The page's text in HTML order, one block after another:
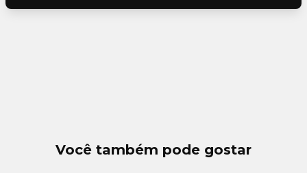
Você também pode gostar